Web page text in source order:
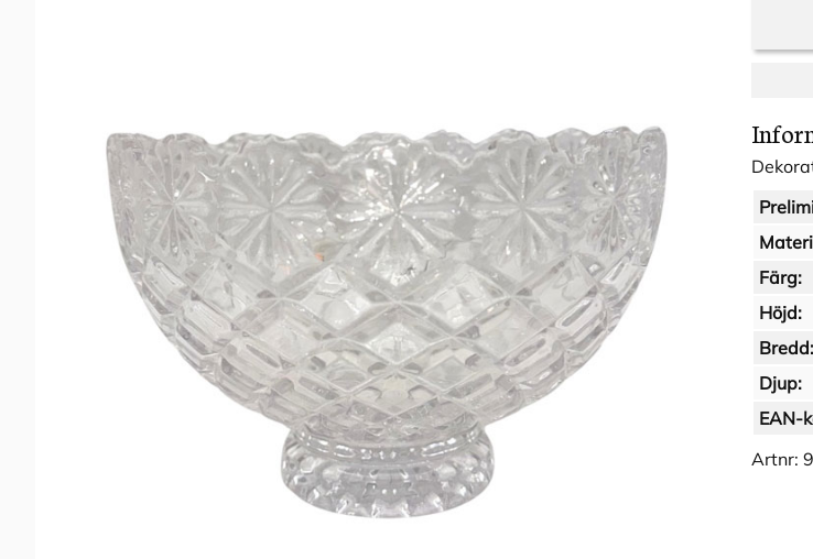
Färg:
Höjd:
Bredd:
Djup:
EAN-
Artnr: